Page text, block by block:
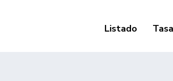
Listado